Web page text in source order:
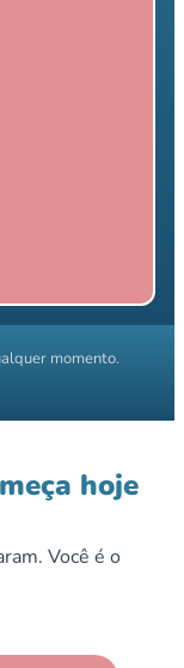
momento.
hoje
Você é o